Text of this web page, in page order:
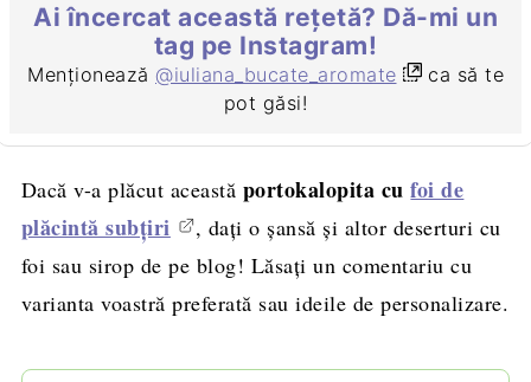
Ai încercat această rețetă? Dă-mi un
tag pe Instagram!
Menționează @iuliana_bucate_aromate
ca să te
pot găsi!
Dacă v-a plăcut această portokalopita cufoi de
plăcintă subțiri
, dați o șansă și altor deserturi cu
foi sau sirop de pe blog! Lăsați un comentariu cu
varianta voastră preferată sau ideile de personalizare.